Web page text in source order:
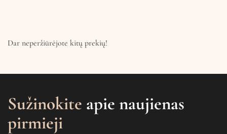
Dar neperžiūrėjote kitų prekių!
Sužinokite apie naujienas
pirmieji